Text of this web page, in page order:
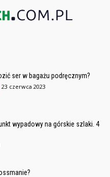
ser w bagażu podręcznym?
23 czerwca 2023
wypadowy na górskie szlaki. 4